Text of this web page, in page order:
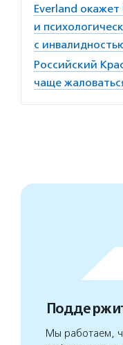
Everland
и
с
Российский
чаще
Мы работаем,